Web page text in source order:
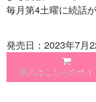
毎月第4土曜に続話
発売日：2023年7月
購入はこちらのサイ